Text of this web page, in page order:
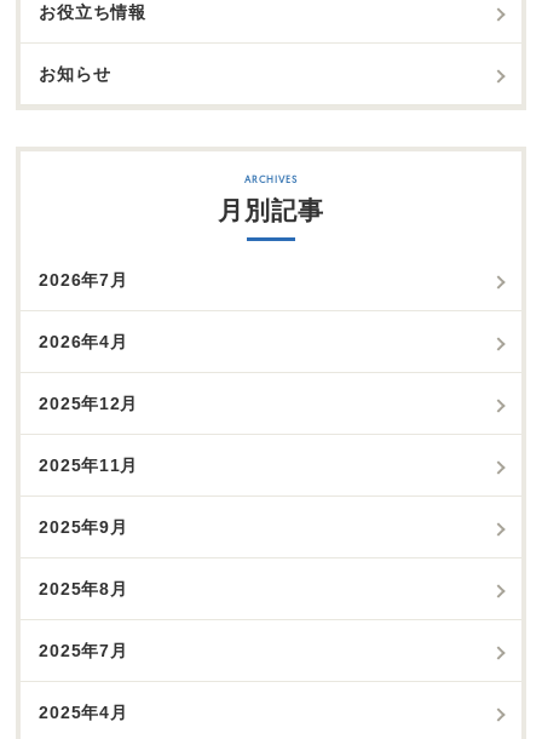
お役立ち情報
お知らせ
月別記事
2026年7月
2026年4月
2025年12月
2025年11月
2025年9月
2025年8月
2025年7月
2025年4月